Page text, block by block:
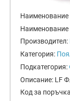
Наименование
Наименование
Производител:
Категория:
Подкатегория:
Описание: LF
Код за